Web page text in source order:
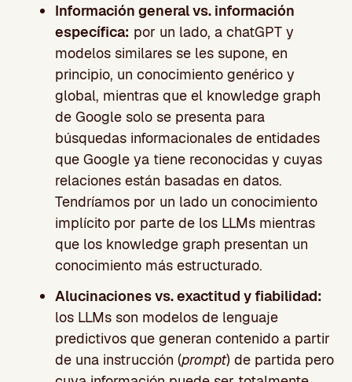
Información general vs. información
específica: por un lado, a chatGPT y
modelos similares se les supone, en
principio, un conocimiento genérico y
global, mientras que el knowledge graph
de Google solo se presenta para
búsquedas informacionales de entidades
que Google ya tiene reconocidas y cuyas
relaciones están basadas en datos.
Tendríamos por un lado un conocimiento
implícito por parte de los LLMs mientras
que los knowledge graph presentan un
conocimiento más estructurado.
Alucinaciones vs. exactitud y fiabilidad:
los LLMs son modelos de lenguaje
predictivos que generan contenido a partir
de una instrucción (prompt) de partida pero